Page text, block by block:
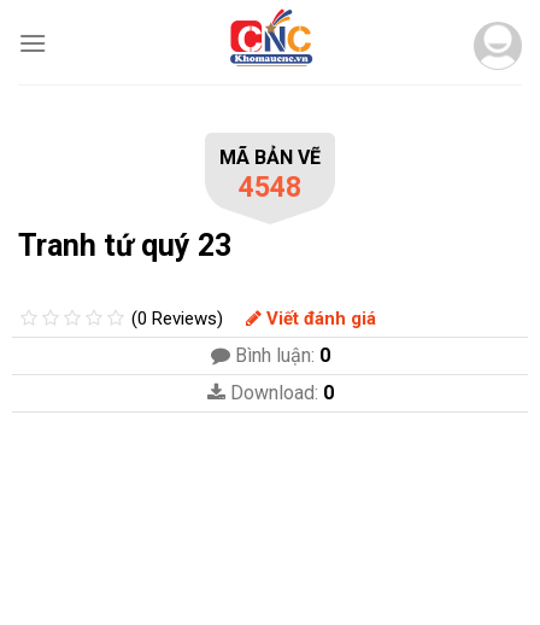
MÃ BẢN VẼ
4548
Tranh tứ quý 23
(0 Reviews) Viết đánh giá
Bình luận: 0
Download: 0